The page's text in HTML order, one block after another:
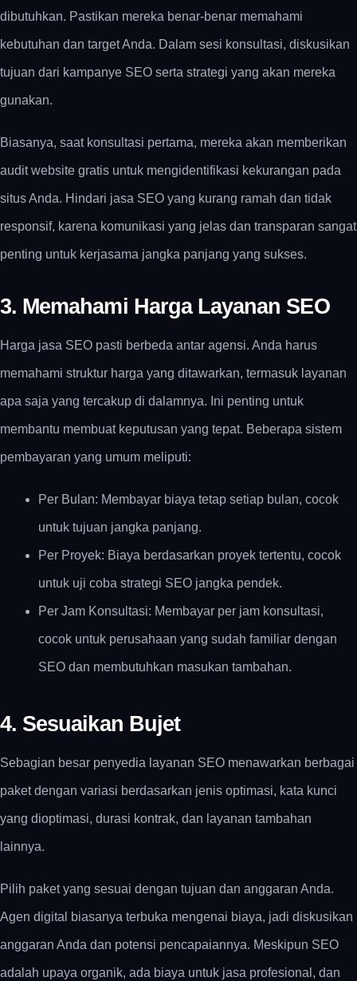
dibutuhkan. Pastikan mereka benar-benar memahami
kebutuhan dan target Anda. Dalam sesi konsultasi, diskusikan
tujuan dari kampanye SEO serta strategi yang akan mereka
gunakan.
Biasanya, saat konsultasi pertama, mereka akan memberikan
audit website gratis untuk mengidentifikasi kekurangan pada
situs Anda. Hindari jasa SEO yang kurang ramah dan tidak
responsif, karena komunikasi yang jelas dan transparan sangat
penting untuk kerjasama jangka panjang yang sukses.
3. Memahami Harga Layanan SEO
Harga jasa SEO pasti berbeda antar agensi. Anda harus
memahami struktur harga yang ditawarkan, termasuk layanan
apa saja yang tercakup di dalamnya. Ini penting untuk
membantu membuat keputusan yang tepat. Beberapa sistem
pembayaran yang umum meliputi:
Per Bulan: Membayar biaya tetap setiap bulan, cocok
untuk tujuan jangka panjang.
Per Proyek: Biaya berdasarkan proyek tertentu, cocok
untuk uji coba strategi SEO jangka pendek.
Per Jam Konsultasi: Membayar per jam konsultasi,
cocok untuk perusahaan yang sudah familiar dengan
SEO dan membutuhkan masukan tambahan.
4. Sesuaikan Bujet
Sebagian besar penyedia layanan SEO menawarkan berbagai
paket dengan variasi berdasarkan jenis optimasi, kata kunci
yang dioptimasi, durasi kontrak, dan layanan tambahan
lainnya.
Pilih paket yang sesuai dengan tujuan dan anggaran Anda.
Agen digital biasanya terbuka mengenai biaya, jadi diskusikan
anggaran Anda dan potensi pencapaiannya. Meskipun SEO
adalah upaya organik, ada biaya untuk jasa profesional, dan